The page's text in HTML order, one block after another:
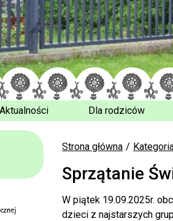
Aktualności Dla rodziców
Strona główna
Sprzątanie
W piątek 19.09.2025r.
dzieci z najstarszych